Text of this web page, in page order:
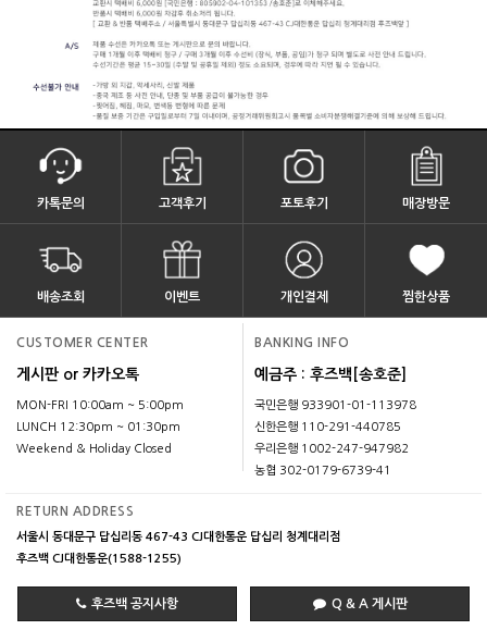
카톡문의 고객후기 포토후기 매장방문
배송조회 이벤트 개인결제 찜한상품
CUSTOMER CENTER
게시판 or 카카오톡
MON-FRI 10:00am ~ 5:00pm
LUNCH 12:30pm ~ 01:30pm
Weekend & Holiday Closed
BANKING INFO
예금주 : 후즈백[송호준]
국민은행 933901-01-113978
신한은행 110-291-440785
우리은행 1002-247-947982
농협 302-0179-6739-41
RETURN ADDRESS
서울시 동대문구 답십리동 467-43 CJ대한통운 답십리 청계대리점
후즈백 CJ대한통운(1588-1255)
후즈백 공지사항 Q & A 게시판